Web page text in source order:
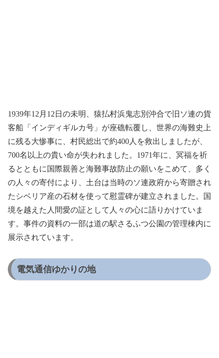
1939年12月12日の未明、猿払村浜鬼志別沖合で旧ソ連の貨
客船「インディギルカ号」が座礁転覆し、世界の海難史上
に残る大惨事に、村民総出で約400人を救出しましたが、
700名以上の貴い命が失われました。1971年に、冥福を祈
るとともに国際親善と海難事故防止の願いをこめて、多く
の人々の寄付により、土台は当時のソ連政府から寄贈され
たシベリア産の石材を使って慰霊碑が建立されました。国
境を越えた人間愛の証として人々の心に語りかけていま
す。事件の資料の一部は道の駅さるふつ公園の管理棟内に
展示されています。
電気通信ゆかりの地